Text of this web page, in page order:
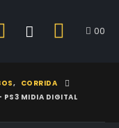
00
, CORRIDA
PS3 MIDIA DIGITAL